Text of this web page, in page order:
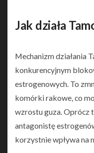
Jak działa
Mechanizm działania
konkurencyjnym
estrogenowych. To
komórki rakowe, co
wzrostu guza. Oprócz
antagonistę
korzystnie wpływa